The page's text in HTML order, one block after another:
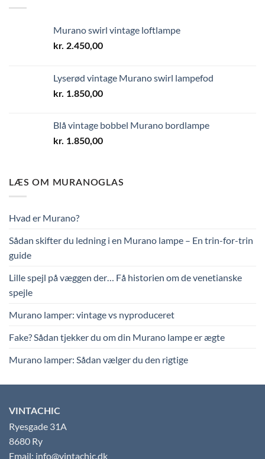
Murano swirl vintage loftlampe
kr. 2.450,00
Lyserød vintage Murano swirl lampefod
kr. 1.850,00
Blå vintage bobbel Murano bordlampe
kr. 1.850,00
LÆS OM MURANOGLAS
Hvad er Murano?
Sådan skifter du ledning i en Murano lampe – En trin-for-trin
guide
Lille spejl på væggen der… Få historien om de venetianske
spejle
Murano lamper: vintage vs nyproduceret
Fake? Sådan tjekker du om din Murano lampe er ægte
Murano lamper: Sådan vælger du den rigtige
VINTACHIC
Ryesgade 31A
8680 Ry
Email: info@vintachic.dk